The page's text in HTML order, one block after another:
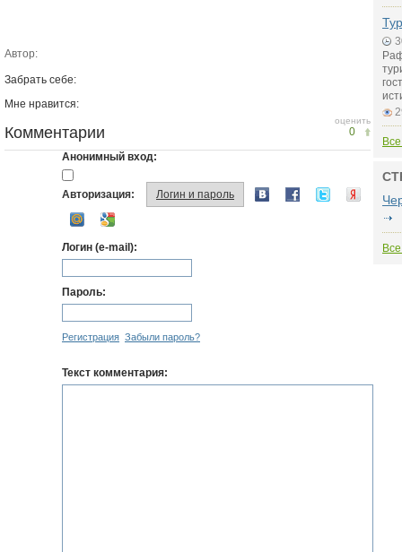
Автор:
Забрать себе:
Мне нравится:
оценить
0
Комментарии
Анонимный вход:
Авторизация: Логин и пароль
Логин (e-mail):
Пароль:
Регистрация Забыли пароль?
Текст комментария: